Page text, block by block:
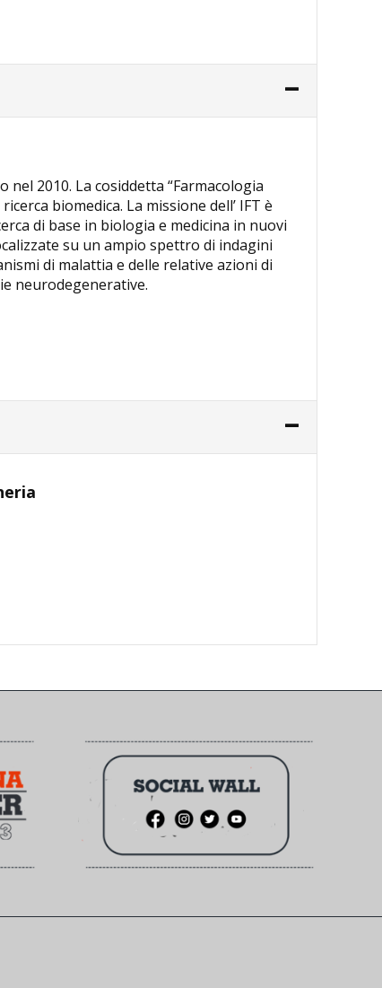
2010. La cosiddetta “Farmacologia
biomedica. La missione dell’ IFT è
di base in biologia e medicina in nuovi
su un ampio spettro di indagini
di malattia e delle relative azioni di
neurodegenerative.